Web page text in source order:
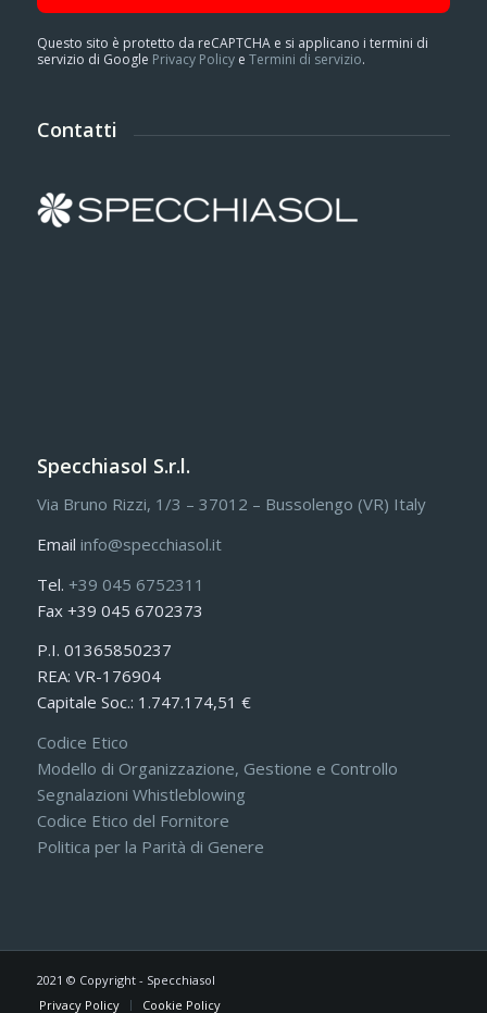
Questo sito è protetto da reCAPTCHA e si applicano i termini di
servizio di Google Privacy Policye Termini di servizio.
Contatti
Specchiasol S.r.l.
Via Bruno Rizzi, 1/3 – 37012 – Bussolengo (VR) Italy
Email info@specchiasol.it
Tel. +39 045 6752311
Fax +39 045 6702373
P.I. 01365850237
REA: VR-176904
Capitale Soc.: 1.747.174,51 €
Codice Etico
Modello di Organizzazione, Gestione e Controllo
Segnalazioni Whistleblowing
Codice Etico del Fornitore
Politica per la Parità di Genere
2021 © Copyright - Specchiasol
Privacy Policy
Cookie Policy